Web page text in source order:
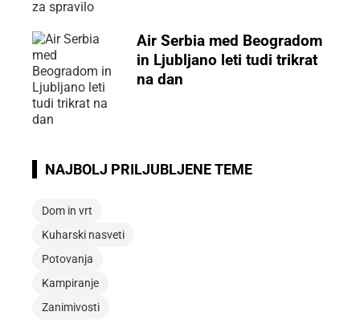
Air Serbia med Beogradom
in Ljubljano leti tudi trikrat
na dan
NAJBOLJ PRILJUBLJENE TEME
Dom in vrt
Kuharski nasveti
Potovanja
Kampiranje
Zanimivosti